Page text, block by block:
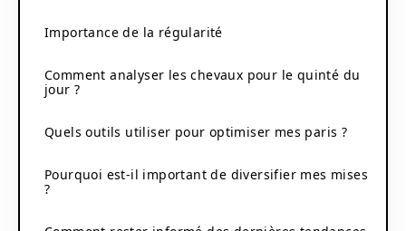
Importance de la régularité
Comment analyser les chevaux pour le quinté du
jour ?
Quels outils utiliser pour optimiser mes paris ?
Pourquoi est-il important de diversifier mes mises
?